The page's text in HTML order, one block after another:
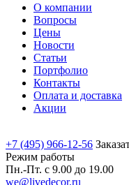
О компании
Вопросы
Цены
Новости
Статьи
Портфолио
Контакты
Оплата и доставка
Акции
+7 (495) 966-12-56
Режим работы
Пн.-Пт. с 9.00 до 19.00
we@livedecor.ru